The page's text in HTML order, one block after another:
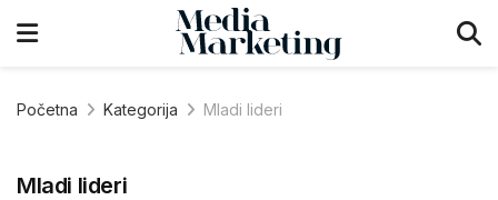
Početna Kategorija Mladi lideri
Mladi lideri